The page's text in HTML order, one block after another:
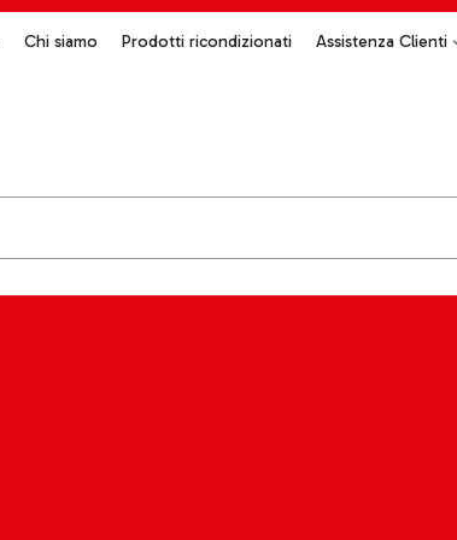
Chi siamo Prodotti ricondizionati Assistenza Clienti